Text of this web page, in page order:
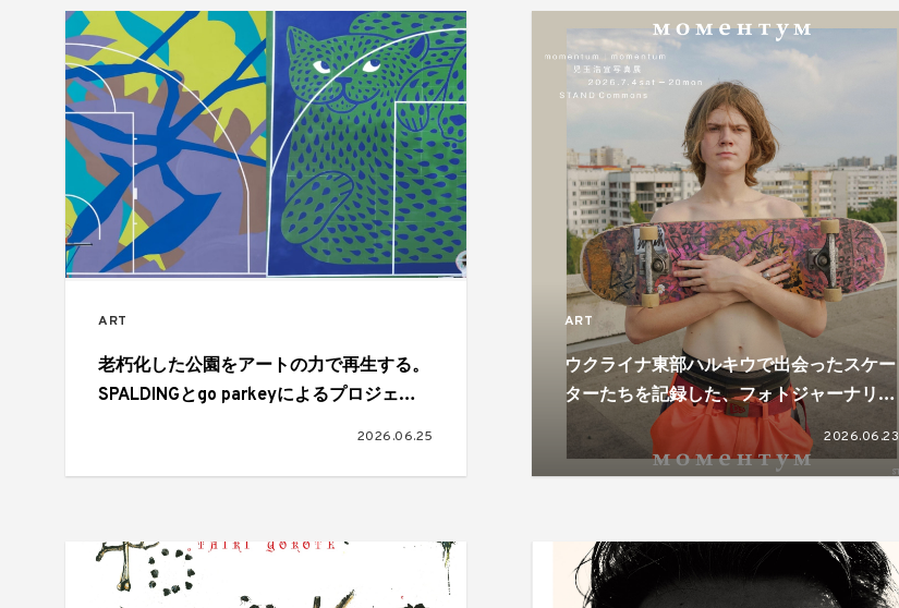
ART
老朽化した公園をアートの力で再生する。
SPALDINGとgo parkeyによるプロジェク
2026.06.25
ART
ウクライナ東部ハルキウで出会ったスケー
ターたちを記録した、フォトジャーナリス
ト児玉浩宜の写真展が開催
2026.06.23